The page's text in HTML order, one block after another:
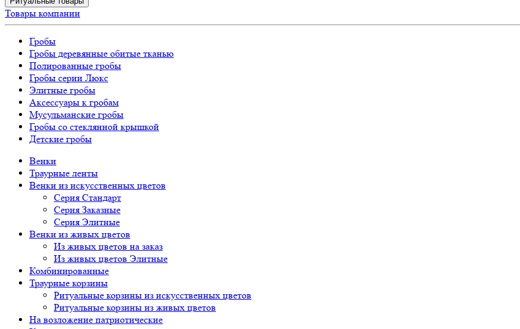
Товары компании
Гробы
Гробы деревянные обитые тканью
Полированные гробы
Гробы серии Люкс
Элитные гробы
Аксессуары к гробам
Мусульманские гробы
Гробы со стеклянной крышкой
Детские гробы
Венки
Траурные ленты
Венки из искусственных цветов
Серия Стандарт
Серия Заказные
Серия Элитные
Венки из живых цветов
Из живых цветов на заказ
Из живых цветов Элитные
Комбинированные
Траурные корзины
Ритуальные корзины из искусственных цветов
Ритуальные корзины из живых цветов
На возложение патриотические